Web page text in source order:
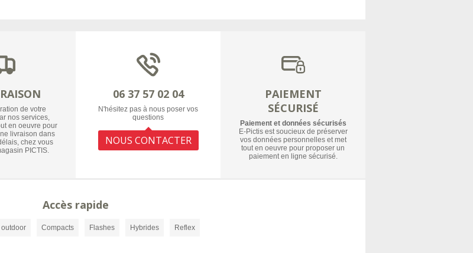
de votre
nos services,
en oeuvre pour
livraison dans
chez vous
PICTIS.
06 37 57 02 04
N'hésitez pas à nous poser vos
questions
NOUS CONTACTER
PAIEMENT
SÉCURISÉ
Paiement et données sécurisés
E-Pictis est soucieux de préserver
vos données personnelles et met
tout en oeuvre pour proposer un
paiement en ligne sécurisé.
Accès rapide
Compacts Flashes Hybrides Reflex